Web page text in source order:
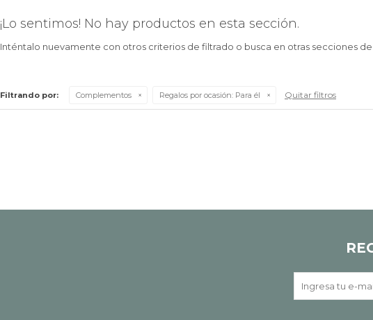
¡Lo sentimos! No hay productos en esta sección.
Inténtalo nuevamente con otros criterios de filtrado o busca en otras secciones
Filtrando por: Complementos Regalos por ocasión: Para él Quitar filtros